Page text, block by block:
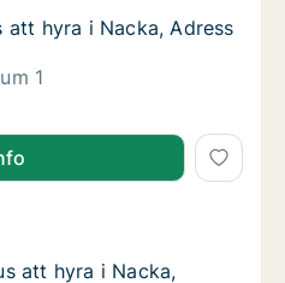
att hyra i Nacka, Adress ej
att hyra i Nacka, Adress
1
att hyra i Nacka, Adress ej
att hyra i Nacka,
i Nacka, Saltsjöbaden,
att hyra i Nacka,
att hyra i Nacka,